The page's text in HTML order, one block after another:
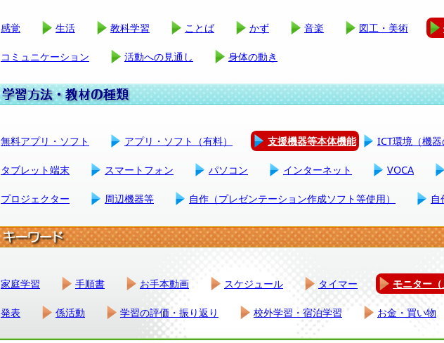
感覚
生活 教科学習 ことば かず 音楽 図工・美術
コミュニケーション 活動への見通し 身体の動き
無料アプリ・ソフト
アプリ・ソフト（有料） 支援機器等本体機能 ICT環境（機器
タブレット端末 スマートフォン パソコン インターネット VOCA
プロジェクター 周辺機器等 自作（プレゼンテーション作成ソフト等使用） 自
家庭学習
手順書 お手本動画 スケジュール タイマー モニター（
発表 係活動 学習の評価・振り返り 校外学習・宿泊学習 お金・買い物